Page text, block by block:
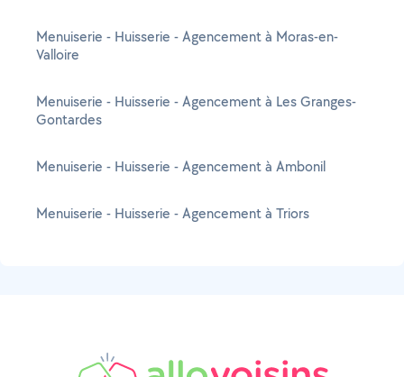
Menuiserie - Huisserie - Agencement à Moras-en-
Valloire
Menuiserie - Huisserie - Agencement à Les Granges-
Gontardes
Menuiserie - Huisserie - Agencement à Ambonil
Menuiserie - Huisserie - Agencement à Triors